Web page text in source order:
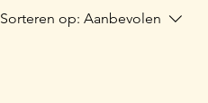
Sorteren op: Aanbevolen